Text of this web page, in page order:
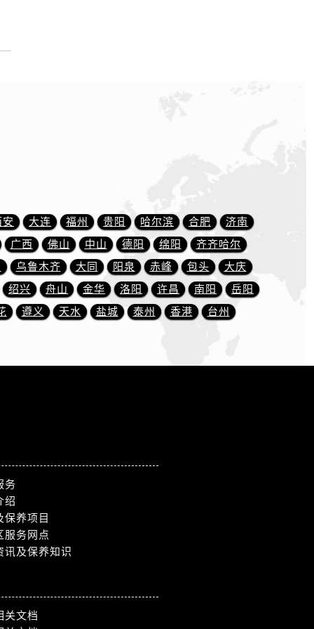
安 大连 福州 贵阳 哈尔滨 合肥
济南
广西 佛山 中山 德阳 绵阳
齐齐哈尔
乌鲁木齐 大同 阳泉 赤峰 包头
大庆
绍兴 舟山 金华 洛阳 许昌 南阳
岳阳
遵义 天水 盐城 泰州 香港 台州
务
绍
保养项目
服务网点
讯及保养知识
关文档